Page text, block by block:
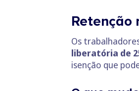
Retenção
Os
liberatória de
isenção que